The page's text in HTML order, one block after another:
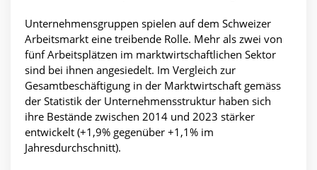
Unternehmensgruppen spielen auf dem Schweizer
Arbeitsmarkt eine treibende Rolle. Mehr als zwei von
fünf Arbeitsplätzen im marktwirtschaftlichen Sektor
sind bei ihnen angesiedelt. Im Vergleich zur
Gesamtbeschäftigung in der Marktwirtschaft gemäss
der Statistik der Unternehmensstruktur haben sich
ihre Bestände zwischen 2014 und 2023 stärker
entwickelt (+1,9% gegenüber +1,1% im
Jahresdurchschnitt).